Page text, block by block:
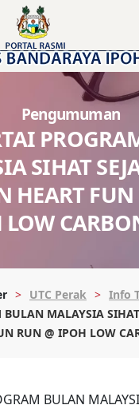
Pengumuman
SIHAT
HEART FUN
UTC Perak Info
BULAN MALAYSIA
RUN @ IPOH LOW
BULAN